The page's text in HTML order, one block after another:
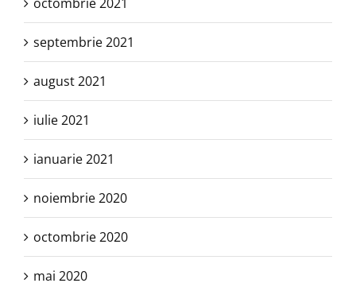
septembrie 2021
august 2021
iulie 2021
ianuarie 2021
noiembrie 2020
octombrie 2020
mai 2020